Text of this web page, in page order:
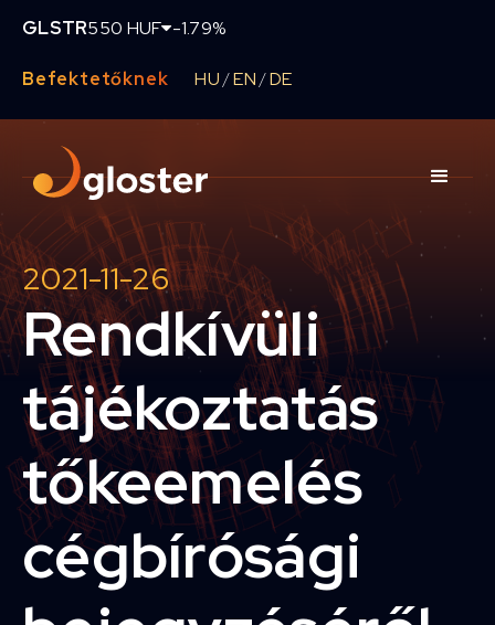
GLSTR550 HUF -1.79%
Befektetőknek HU /EN /DE
2021-11-26
Rendkívüli
tájékoztatás
tőkeemelés
cégbírósági